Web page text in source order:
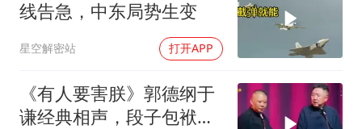
线告急，中东局势生变
星空解密站 打开APP
《有人要害朕》郭德纲于
谦经典相声，段子包袱满